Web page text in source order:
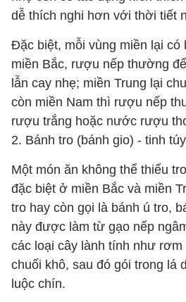
dễ thích nghi hơn với thời tiết
Đặc biệt, mỗi vùng miền lại có
miền Bắc, rượu nếp thường
lẫn cay nhẹ; miền Trung lại
còn miền Nam thì rượu nếp
rượu trắng hoặc nước rượu
2. Bánh tro (bánh gio) - tinh
Một món ăn không thể thiếu
đặc biệt ở miền Bắc và miền
tro hay còn gọi là bánh ú tro,
này được làm từ gạo nếp
các loại cây lành tính như rơm
chuối khô, sau đó gói trong lá
luộc chín.